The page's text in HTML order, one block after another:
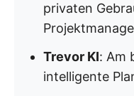
privaten
Trevor KI: Am
intelligente